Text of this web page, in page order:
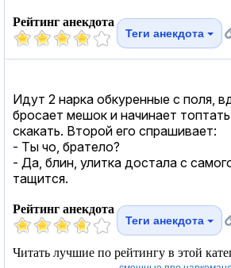
Рейтинг анекдота
Теги анекдота
Идут 2 нарка обкуренные с поля,
бросает мешок и начинает
скакать. Второй его спрашивает:
- Ты чо, братело?
- Да, блин, улитка достала с
тащится.
Рейтинг анекдота
Теги анекдота
Читать лучшие по рейтингу в этой